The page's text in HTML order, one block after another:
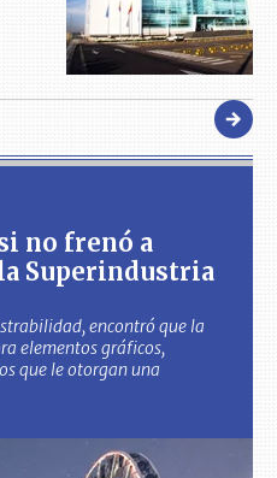
no frenó a
Superindustria
encontró que la
elementos gráficos,
que le otorgan una